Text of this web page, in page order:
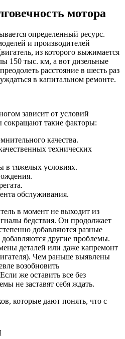
мотора
определенный ресурс.
и производителей
из которого выжимается
150 тыс. км, а вот дизельные
расстояние в шесть раз
в капитальном ремонте.
зависит от условий
такие факторы:
качества.
технических
в тяжелых условиях.
обслуживания.
в момент не выходит из
бедствия. Он продолжает
добавляются разные
другие проблемы.
деталей или даже капремонт
Чем раньше выявлены
возобновить
же оставить все без
не заставят себя ждать.
которые дают понять, что с